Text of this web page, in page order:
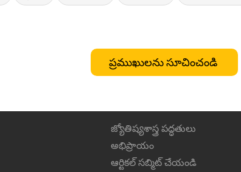
ప్రముఖులను సూచించండి
జ్యోతిష్యశాస్త్ర పద్ధతులు
అభిప్రాయం
ఆర్టికల్ సబ్మిట్ చేయండి